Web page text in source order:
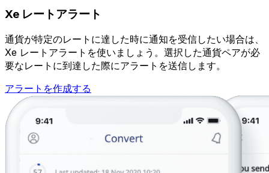
Xe レートアラート
通貨が特定のレートに達した時に通知を受信したい場合は、
Xe レートアラートを使いましょう。選択した通貨ペアが必
要なレートに到達した際にアラートを送信します。
アラートを作成する